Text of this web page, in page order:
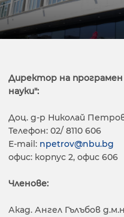
Директор на програмен
науки":
Доц. д-р Николай
Телефон: 02/ 8110 606
E-mail: npetrov@nbu.bg
офис: корпус 2, офис 606
Членове:
Акад. Ангел Гълъбов